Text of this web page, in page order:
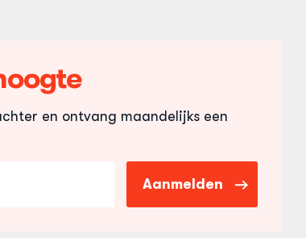
en ontvang maandelijks een
Aanmelden